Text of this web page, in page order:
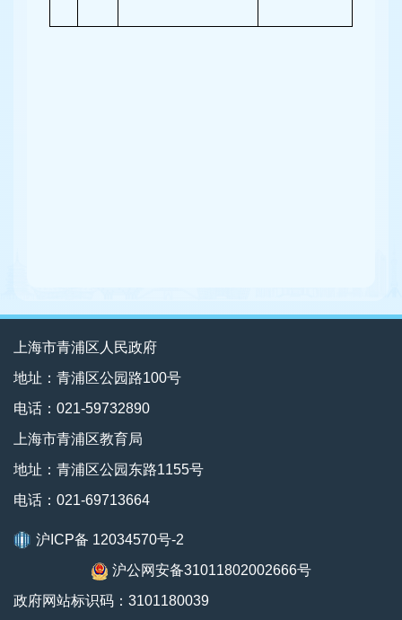
上海市青浦区人民政府
地址：青浦区公园路100号
电话：021-59732890
上海市青浦区教育局
地址：青浦区公园东路1155号
电话：021-69713664
沪ICP备 12034570号-2
沪公网安备31011802002666号
政府网站标识码：3101180039